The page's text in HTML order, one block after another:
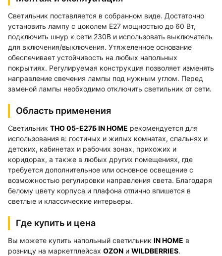
Светильник поставляется в собранном виде. Достаточно
установить лампу с цоколем E27 мощностью до 60 Вт,
подключить шнур к сети 230В и использовать выключатель
для включения/выключения. Утяжеленное основание
обеспечивает устойчивость на любых напольных
покрытиях. Регулируемая конструкция позволяет изменять
направление свечения лампы под нужным углом. Перед
заменой лампы необходимо отключить светильник от сети.
Область применения
Светильник ТНО 05-Е27Б IN HOME рекомендуется для
использования в: гостиных и жилых комнатах, спальнях и
детских, кабинетах и рабочих зонах, прихожих и
коридорах, а также в любых других помещениях, где
требуется дополнительное или основное освещение с
возможностью регулировки направления света. Благодаря
белому цвету корпуса и плафона отлично впишется в
светлые и классические интерьеры.
Где купить и цена
Вы можете купить напольный светильник IN HOME в
розницу на маркетплейсах OZON и WILDBERRIES.